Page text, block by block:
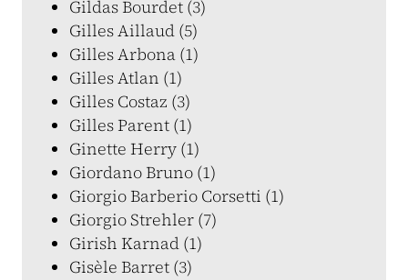
Gildas Bourdet (3)
Gilles Aillaud (5)
Gilles Arbona (1)
Gilles Atlan (1)
Gilles Costaz (3)
Gilles Parent (1)
Ginette Herry (1)
Giordano Bruno (1)
Giorgio Barberio Corsetti (1)
Giorgio Strehler (7)
Girish Karnad (1)
Gisèle Barret (3)